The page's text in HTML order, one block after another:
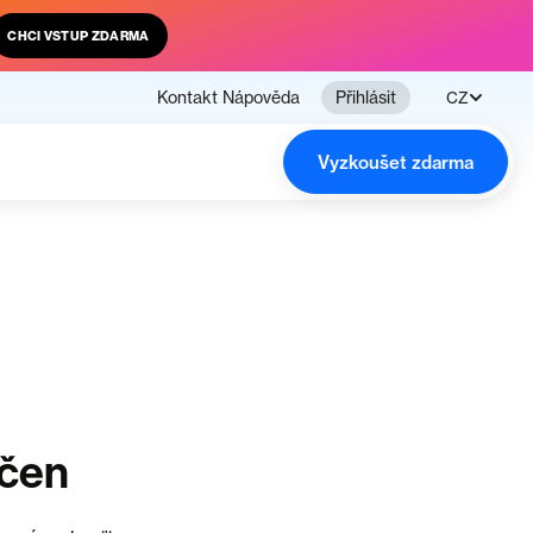
CHCI VSTUP ZDARMA
Kontakt Nápověda Přihlásit CZ
Vyzkoušet zdarma